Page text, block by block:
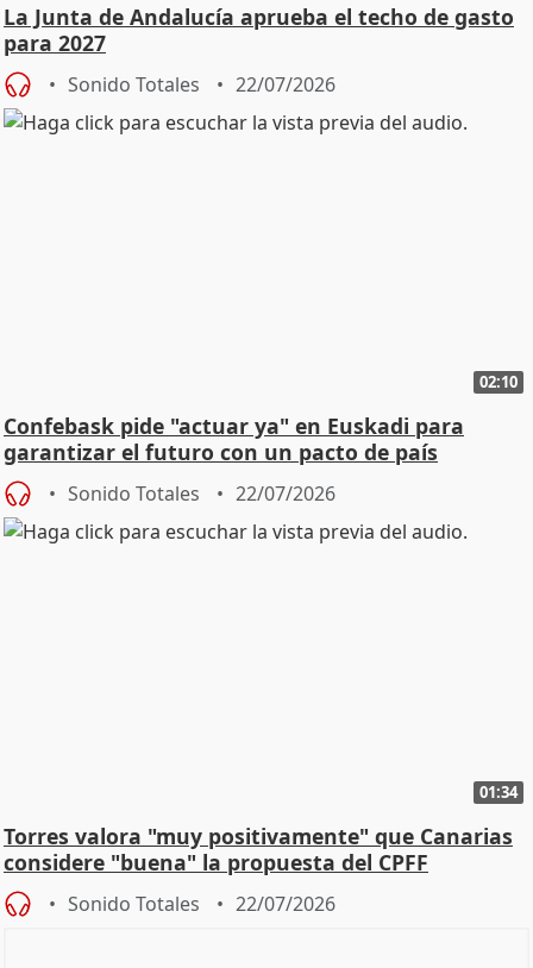
La Junta de Andalucía aprueba el techo de gasto
para 2027
Sonido Totales 22/07/2026
02:10
Confebask pide "actuar ya" en Euskadi para
garantizar el futuro con un pacto de país
Sonido Totales 22/07/2026
01:34
Torres valora "muy positivamente" que Canarias
considere "buena" la propuesta del CPFF
Sonido Totales 22/07/2026